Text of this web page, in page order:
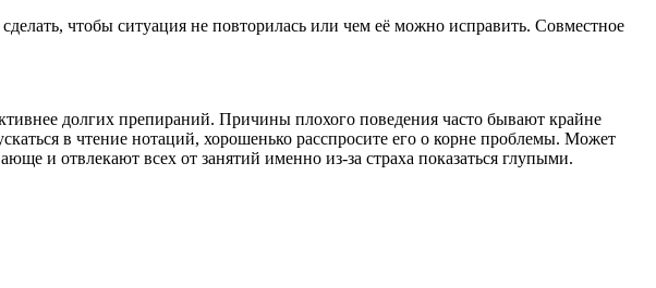
чтобы ситуация не повторилась или чем её можно исправить. Совместное
долгих препираний. Причины плохого поведения часто бывают крайне
в чтение нотаций, хорошенько расспросите его о корне проблемы. Может
и отвлекают всех от занятий именно из-за страха показаться глупыми.